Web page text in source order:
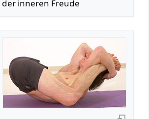
der inneren Freude